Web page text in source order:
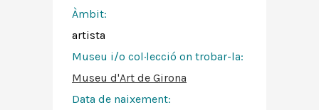
Àmbit:
artista
Museu i/o col·lecció on trobar-la:
Museu d'Art de Girona
Data de naixement: